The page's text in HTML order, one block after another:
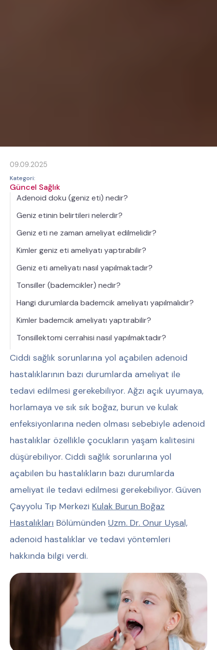
09.09.2025
Kategori:
Güncel Sağlık
Adenoid doku (geniz eti) nedir?
Geniz etinin belirtileri nelerdir?
Geniz eti ne zaman ameliyat edilmelidir?
Kimler geniz eti ameliyatı yaptırabilir?
Geniz eti ameliyatı nasıl yapılmaktadır?
Tonsiller (bademcikler) nedir?
Hangi durumlarda bademcik ameliyatı yapılmalıdır?
Kimler bademcik ameliyatı yaptırabilir?
Tonsillektomi cerrahisi nasıl yapılmaktadır?
Ciddi sağlık sorunlarına yol açabilen adenoid
hastalıklarının bazı durumlarda ameliyat ile
tedavi edilmesi gerekebiliyor. Ağzı açık uyumaya,
horlamaya ve sık sık boğaz, burun ve kulak
enfeksiyonlarına neden olması sebebiyle adenoid
hastalıklar özellikle çocukların yaşam kalitesini
düşürebiliyor. Ciddi sağlık sorunlarına yol
açabilen bu hastalıkların bazı durumlarda
ameliyat ile tedavi edilmesi gerekebiliyor. Güven
Çayyolu Tıp Merkezi Kulak Burun Boğaz
Hastalıkları Bölümünden Uzm. Dr. Onur Uysal,
adenoid hastalıklar ve tedavi yöntemleri
hakkında bilgi verdi.